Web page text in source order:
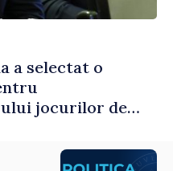
a selectat o
jocurilor de